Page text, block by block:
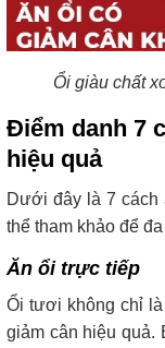
Ổi giàu chất
Điểm danh 7
hiệu quả
Dưới đây là 7 cách
thể tham khảo để
Ăn ổi trực tiếp
Ổi tươi không chỉ
giảm cân hiệu quả.